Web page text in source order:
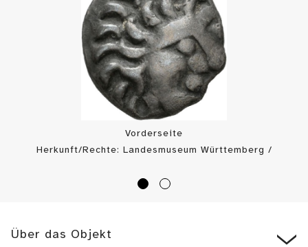
Vorderseite
Herkunft/Rechte: Landesmuseum Württemberg /
Über das Objekt